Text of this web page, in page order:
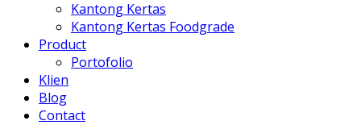
Kantong Kertas
Kantong Kertas Foodgrade
Product
Portofolio
Klien
Blog
Contact